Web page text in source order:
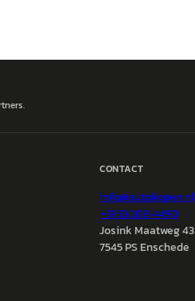
CONTACT
info@autokopen.nl
+31 53 208 4490
Josink Maatweg 43
7545 PS Enschede